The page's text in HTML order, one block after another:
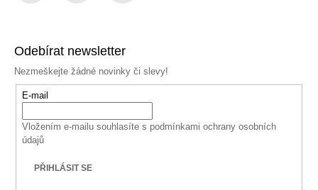
Odebírat newsletter
Nezmeškejte žádné novinky či slevy!
E-mail
Vložením e-mailu souhlasíte s podmínkami ochrany osobních
údajů
PŘIHLÁSIT SE